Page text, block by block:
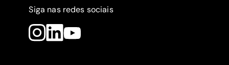
Siga nas redes sociais